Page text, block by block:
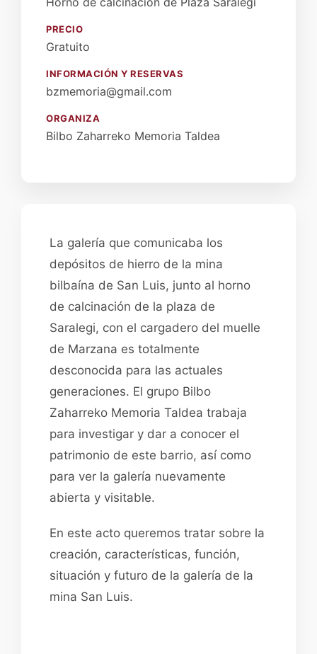
La galería que comunicaba los
depósitos de hierro de la mina
bilbaína de San Luis, junto al horno
de calcinación de la plaza de
Saralegi, con el cargadero del muelle
de Marzana es totalmente
desconocida para las actuales
generaciones. El grupo Bilbo
Zaharreko Memoria Taldea trabaja
para investigar y dar a conocer el
patrimonio de este barrio, así como
para ver la galería nuevamente
abierta y visitable.
En este acto queremos tratar sobre la
creación, características, función,
situación y futuro de la galería de la
mina San Luis.
PRECIO
Gratuito
INFORMACIÓN Y RESERVAS
bzmemoria@gmail.com
ORGANIZA
Bilbo Zaharreko Memoria Taldea